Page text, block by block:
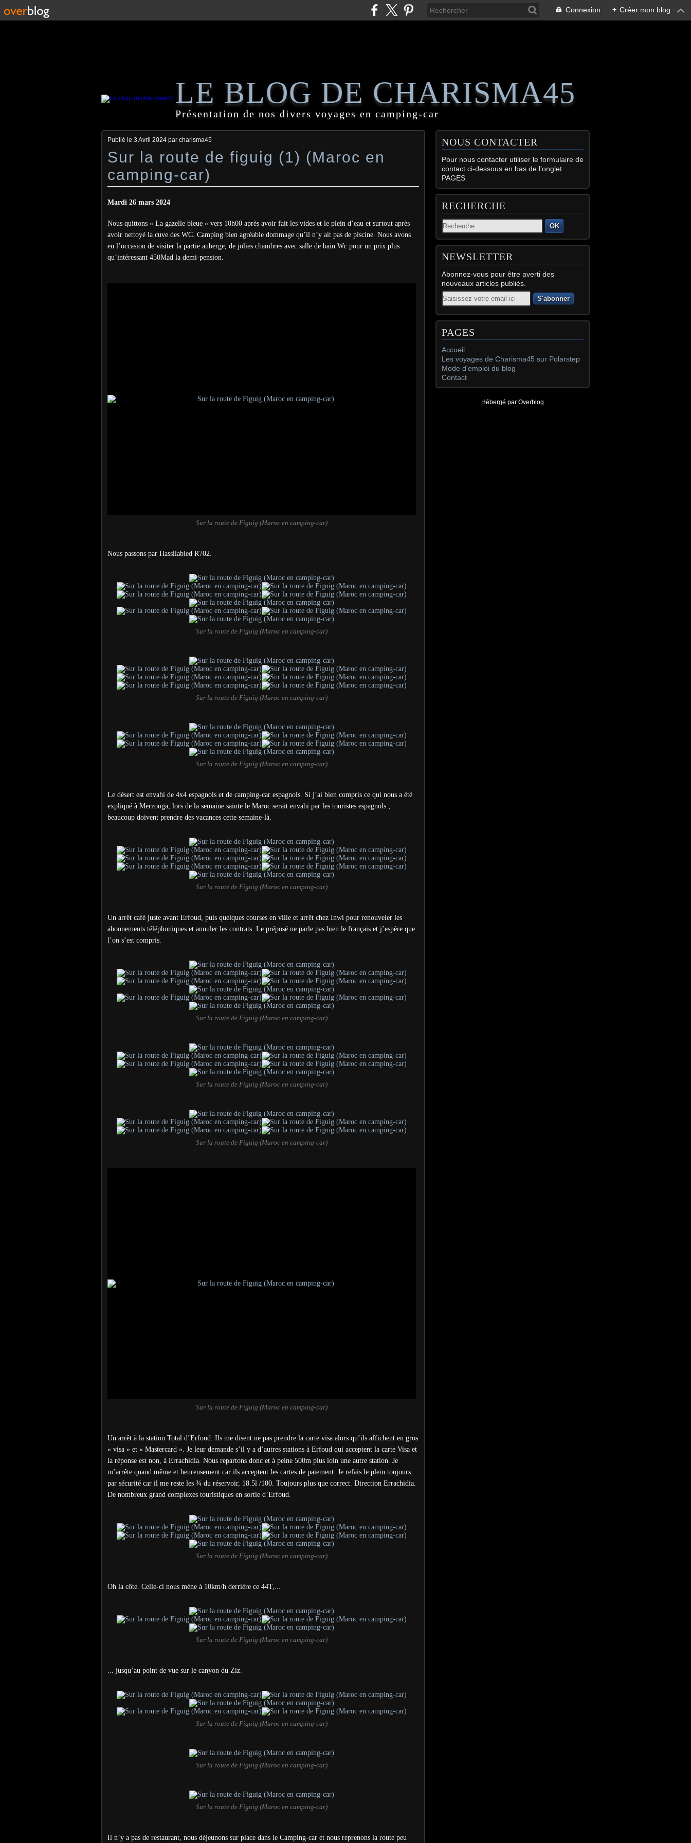
Connexion + Créer mon blog
LE BLOG DE CHARISMA45
Présentation de nos divers voyages en camping-car
Publié le 3 Avril 2024 par charisma45
Sur la route de figuig (1) (Maroc en
camping-car)
Mardi 26 mars 2024
Nous quittons « La gazelle bleue » vers 10h00 après avoir fait les vides et le plein d’eau et surtout après
avoir nettoyé la cuve des WC. Camping bien agréable dommage qu’il n’y ait pas de piscine. Nous avons
eu l’occasion de visiter la partie auberge, de jolies chambres avec salle de bain Wc pour un prix plus
qu’intéressant 450Mad la demi-pension.
Sur la route de Figuig (Maroc en camping-car)
Nous passons par Hassilabied R702.
Sur la route de Figuig (Maroc en camping-car)
Sur la route de Figuig (Maroc en camping-car)
Sur la route de Figuig (Maroc en camping-car)
Le désert est envahi de 4x4 espagnols et de camping-car espagnols. Si j’ai bien compris ce qui nous a été
expliqué à Merzouga, lors de la semaine sainte le Maroc serait envahi par les touristes espagnols ;
beaucoup doivent prendre des vacances cette semaine-là.
Sur la route de Figuig (Maroc en camping-car)
Un arrêt café juste avant Erfoud, puis quelques courses en ville et arrêt chez Inwi pour renouveler les
abonnements téléphoniques et annuler les contrats. Le préposé ne parle pas bien le français et j’espère que
l’on s’est compris.
Sur la route de Figuig (Maroc en camping-car)
Sur la route de Figuig (Maroc en camping-car)
Sur la route de Figuig (Maroc en camping-car)
Sur la route de Figuig (Maroc en camping-car)
Un arrêt à la station Total d’Erfoud. Ils me disent ne pas prendre la carte visa alors qu’ils affichent en gros
« visa » et « Mastercard ». Je leur demande s’il y a d’autres stations à Erfoud qui acceptent la carte Visa et
la réponse est non, à Errachidia. Nous repartons donc et à peine 500m plus loin une autre station. Je
m’arrête quand même et heureusement car ils acceptent les cartes de paiement. Je refais le plein toujours
par sécurité car il me reste les ¾ du réservoir, 18.5l /100. Toujours plus que correct. Direction Errachidia.
De nombreux grand complexes touristiques en sortie d’Erfoud.
Sur la route de Figuig (Maroc en camping-car)
Oh la côte. Celle-ci nous mène à 10km/h derrière ce 44T,...
Sur la route de Figuig (Maroc en camping-car)
... jusqu’au point de vue sur le canyon du Ziz.
Sur la route de Figuig (Maroc en camping-car)
Sur la route de Figuig (Maroc en camping-car)
Sur la route de Figuig (Maroc en camping-car)
Il n’y a pas de restaurant, nous déjeunons sur place dans le Camping-car et nous reprenons la route peu
NOUS CONTACTER
Pour nous contacter utiliser le formulaire de
contact ci-dessous en bas de l'onglet
PAGES
RECHERCHE
OK
NEWSLETTER
Abonnez-vous pour être averti des
nouveaux articles publiés.
Email
PAGES
Accueil
Les voyages de Charisma45 sur Polarstep
Mode d'emploi du blog
Contact
Hébergé par Overblog